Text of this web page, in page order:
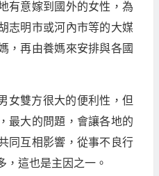
有意嫁到國外的女性，為
志明市或河內市等的大媒
，再由養媽來安排與各國
女雙方很大的便利性，但
最大的問題，會讓各地的
同互相影響，從事不良行
，這也是主因之一。